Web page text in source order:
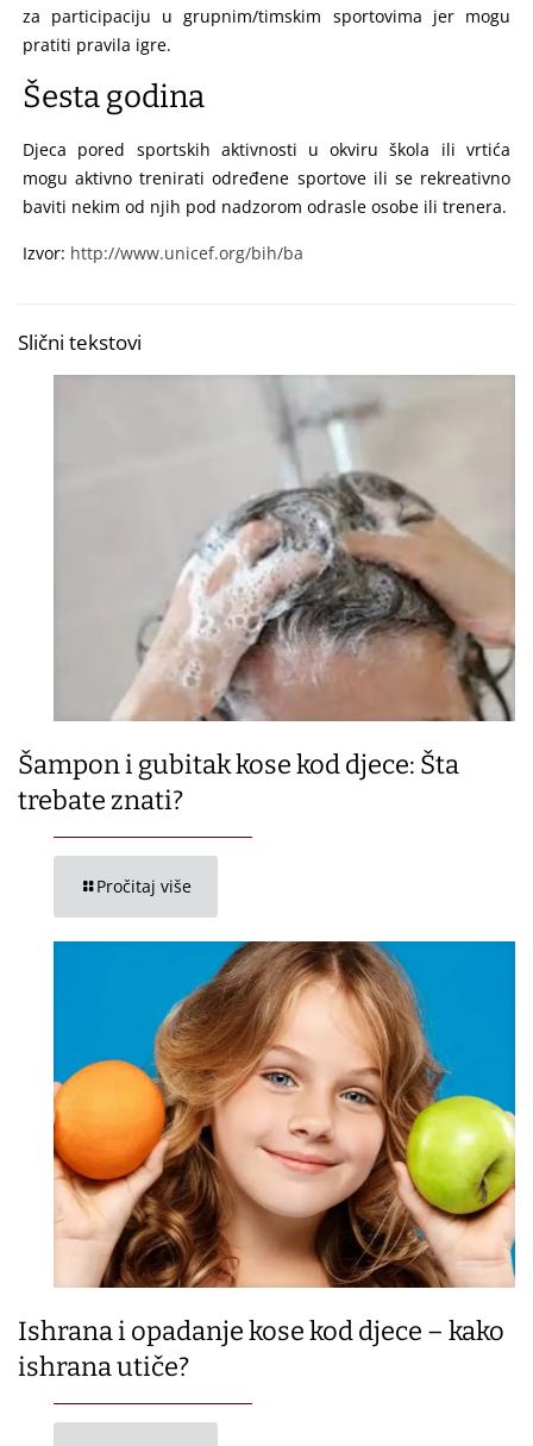
za participaciju u grupnim/timskim sportovima jer mogu
pratiti pravila igre.
Šesta godina
Djeca pored sportskih aktivnosti u okviru škola ili vrtića
mogu aktivno trenirati određene sportove ili se rekreativno
baviti nekim od njih pod nadzorom odrasle osobe ili trenera.
Izvor: http://www.unicef.org/bih/ba
Slični tekstovi
Šampon i gubitak kose kod djece: Šta
trebate znati?
Pročitaj više
Ishrana i opadanje kose kod djece – kako
ishrana utiče?